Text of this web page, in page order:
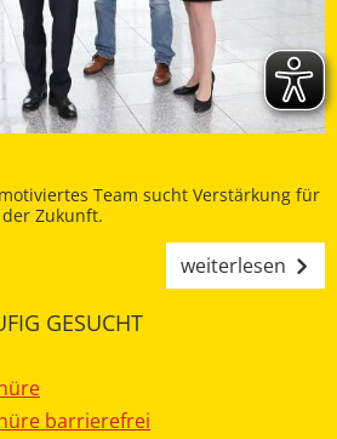
Team sucht Verstärkung für
Zukunft.
weiterlesen
GESUCHT
barrierefrei